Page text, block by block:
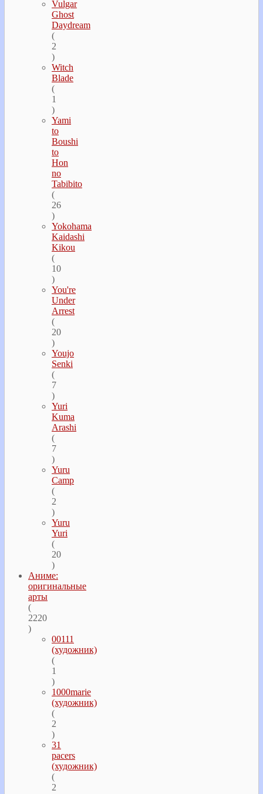
Vulgar
Ghost
Daydream
(
2
)
Witch
Blade
(
1
)
Yami
to
Boushi
to
Hon
no
Tabibito
(
26
)
Yokohama
Kaidashi
Kikou
(
10
)
You're
Under
Arrest
(
20
)
Youjo
Senki
(
7
)
Yuri
Kuma
Arashi
(
7
)
Yuru
Camp
(
2
)
Yuru
Yuri
(
20
)
Аниме:
оригинальные
арты
(
2220
)
00111
(художник)
(
1
)
1000marie
(художник)
(
2
)
31
pacers
(художник)
(
2